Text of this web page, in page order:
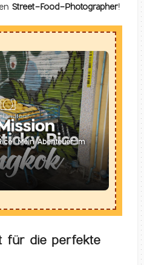
Street-Food-Photographer!
Mein Abenteuer im
für die perfekte